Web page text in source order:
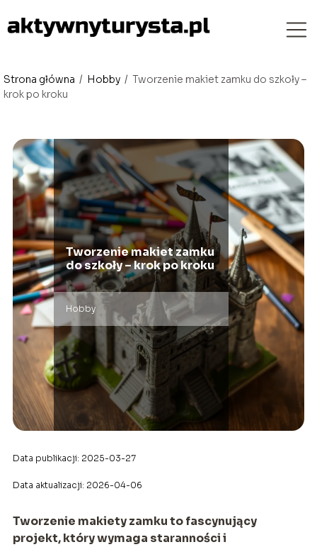
Strona główna / Hobby / Tworzenie makiet zamku do szkoły –
krok po kroku
Tworzenie makiet zamku
do szkoły – krok po kroku
Hobby
Data publikacji: 2025-03-27
Data aktualizacji: 2026-04-06
Tworzenie makiety zamku to fascynujący
projekt, który wymaga staranności i